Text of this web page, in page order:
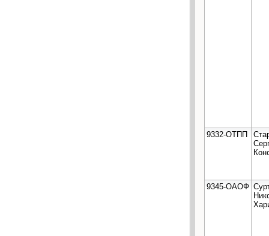
9332-ОТПП
9345-ОАОФ